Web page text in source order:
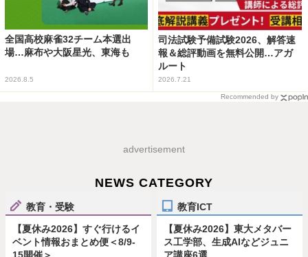
全国高校麻雀32チーム本選出
場…麻布や大阪星光、東海も
2026.8.5
司法試験予備試験2026、解答速
報＆総評動画を無料公開…アガ
ルート
2026.7.21
Recommended by
advertisement
NEWS CATEGORY
教育・受験
【夏休み2026】すぐ行けるイ
ベント情報おまとめ便＜8/9-
15開催＞
教育ICT
【夏休み2026】東大メタバー
ス工学部、生成AIなどジュニ
ア講座6選